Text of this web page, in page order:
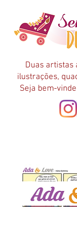
Duas artistas
ilustrações,
Seja bem-